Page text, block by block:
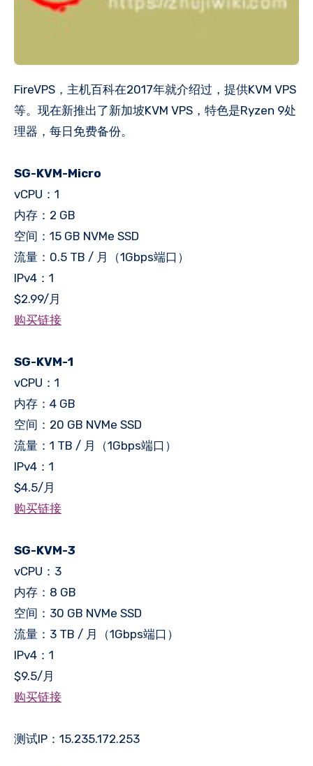
FireVPS，主机百科在2017年就介绍过，提供KVM VPS
等。现在新推出了新加坡KVM VPS，特色是Ryzen 9处
理器，每日免费备份。
SG-KVM-Micro
vCPU：1
内存：2 GB
空间：15 GB NVMe SSD
流量：0.5 TB / 月（1Gbps端口）
IPv4：1
$2.99/月
购买链接
SG-KVM-1
vCPU：1
内存：4 GB
空间：20 GB NVMe SSD
流量：1 TB / 月（1Gbps端口）
IPv4：1
$4.5/月
购买链接
SG-KVM-3
vCPU：3
内存：8 GB
空间：30 GB NVMe SSD
流量：3 TB / 月（1Gbps端口）
IPv4：1
$9.5/月
购买链接
测试IP：15.235.172.253